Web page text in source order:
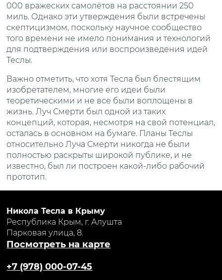
000 вражеских самолётов на расстоянии 250
миль. Однако эти утверждения были встречены
скептицизмом, поскольку научное сообщество
того времени не имело понимания и технологий
для подтверждения или воспроизведения идей
Теслы.
Важно отметить, что хотя Тесла был блестящим
изобретателем, многие его идеи были
теоретическими и не все были воплощены в
жизнь. Луч Смерти был одной из таких
концепций, которая, несмотря на свой потенциал,
осталась в основном на бумаге. Планы Теслы
относительно Луча Смерти никогда не были
полностью раскрыты широкой публике, и не
известно, был ли построен какой-либо рабочий
прототип.
Никола Тесла в Крыму
Республика Крым, г. Алушта
Парковая улица, 8.
Посмотреть на карте
+7 (978) 000-07-45